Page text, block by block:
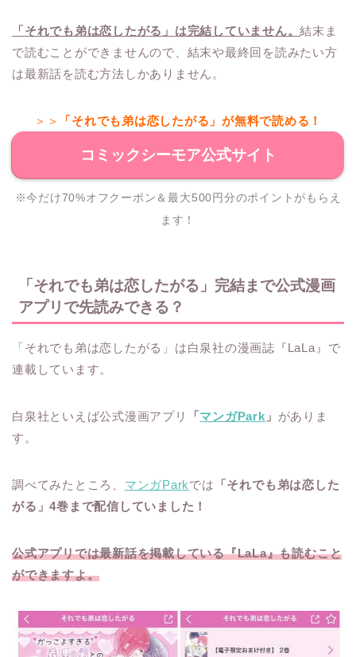
「それでも弟は恋したがる」は完結していません。結末ま
で読むことができませんので、結末や最終回を読みたい方
は最新話を読む方法しかありません。
＞＞ 「それでも弟は恋したがる」が無料で読める！
コミックシーモア公式サイト
※今だけ70%オフクーポン＆最大500円分のポイントがもらえ
ます！
「それでも弟は恋したがる」完結まで公式漫画
アプリで先読みできる？
「それでも弟は恋したがる」は白泉社の漫画誌『LaLa』で
連載しています。
白泉社といえば公式漫画アプリ 「マンガPark 」 がありま
す。
調べてみたところ、 マンガParkでは
「それでも弟は恋した
がる」4巻まで配信していました！
公式アプリでは最新話を掲載している『LaLa』も読むこと
ができますよ。